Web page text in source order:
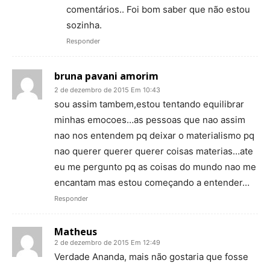
comentários.. Foi bom saber que não estou
sozinha.
Responder
bruna pavani amorim
2 de dezembro de 2015 Em 10:43
sou assim tambem,estou tentando equilibrar
minhas emocoes…as pessoas que nao assim
nao nos entendem pq deixar o materialismo pq
nao querer querer querer coisas materias…ate
eu me pergunto pq as coisas do mundo nao me
encantam mas estou começando a entender…
Responder
Matheus
2 de dezembro de 2015 Em 12:49
Verdade Ananda, mais não gostaria que fosse